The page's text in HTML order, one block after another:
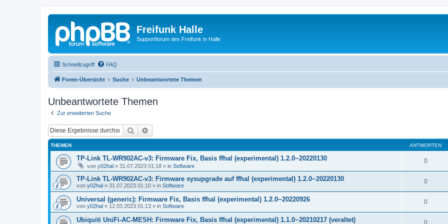
Freifunk Halle
Supportforum des Freifunk in Halle
Schnellzugriff FAQ
Foren-Übersicht Suche Unbeantwortete Themen
Unbeantwortete Themen
Zur erweiterten Suche
Suche
THEMEN ANTWORTEN
TP-Link TL-WR902AC-v3: Firmware Fix, Basis ffhal (experimental) 1.2.0~20220130
von y02hal » 31.07.2023 01:18 » in Software
0
TP-Link TL-WR902AC-v3: Firmware sysupgrade auf ffhal (experimental) 1.2.0~20220130
von y02hal » 31.07.2023 01:10 » in Software
0
Universal (generic): Firmware Fix, Basis ffhal (experimental) 1.2.0~20220926
von y02hal » 12.03.2023 01:13 » in Software
0
Ubiquiti UniFi-AC-MESH: Firmware Fix, Basis ffhal (experimental) 1.1.0~20210217 (veraltet) 0